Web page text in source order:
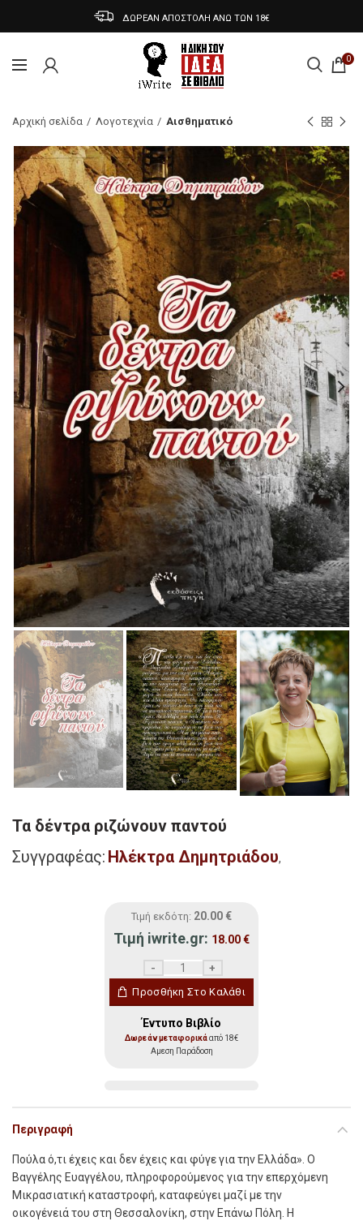
ΔΩΡΕΑΝ ΑΠΟΣΤΟΛΗ ΑΝΩ ΤΩΝ 18€
0
Αρχική σελίδα Λογοτεχνία Αισθηματικό
Τα δέντρα ριζώνουν παντού
Συγγραφέας: Ηλέκτρα Δημητριάδου,
Τιμή εκδότη: 20.00 €
Τιμή iwrite.gr: 18.00€
Τα δέντρα ριζώνουν παντού ποσότητα
Προσθήκη Στο Καλάθι
Έντυπο Βιβλίο
Δωρεάν μεταφορικάαπό 18€
Αμεση Παράδοση
Περιγραφή
Πούλα ό,τι έχεις και δεν έχεις και φύγε για την Ελλάδα». Ο
Βαγγέλης Ευαγγέλου, πληροφορούμενος για την επερχόμενη
Μικρασιατική καταστροφή, καταφεύγει μαζί με την
οικογένειά του στη Θεσσαλονίκη, στην Επάνω Πόλη. Η